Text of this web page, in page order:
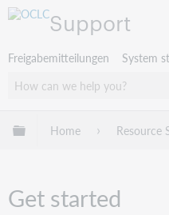
Support
Freigabemitteilungen System
Globale Hierarchie
Home Resource
Get started